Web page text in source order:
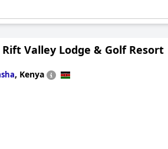
Valley Lodge & Golf Resort
, Kenya